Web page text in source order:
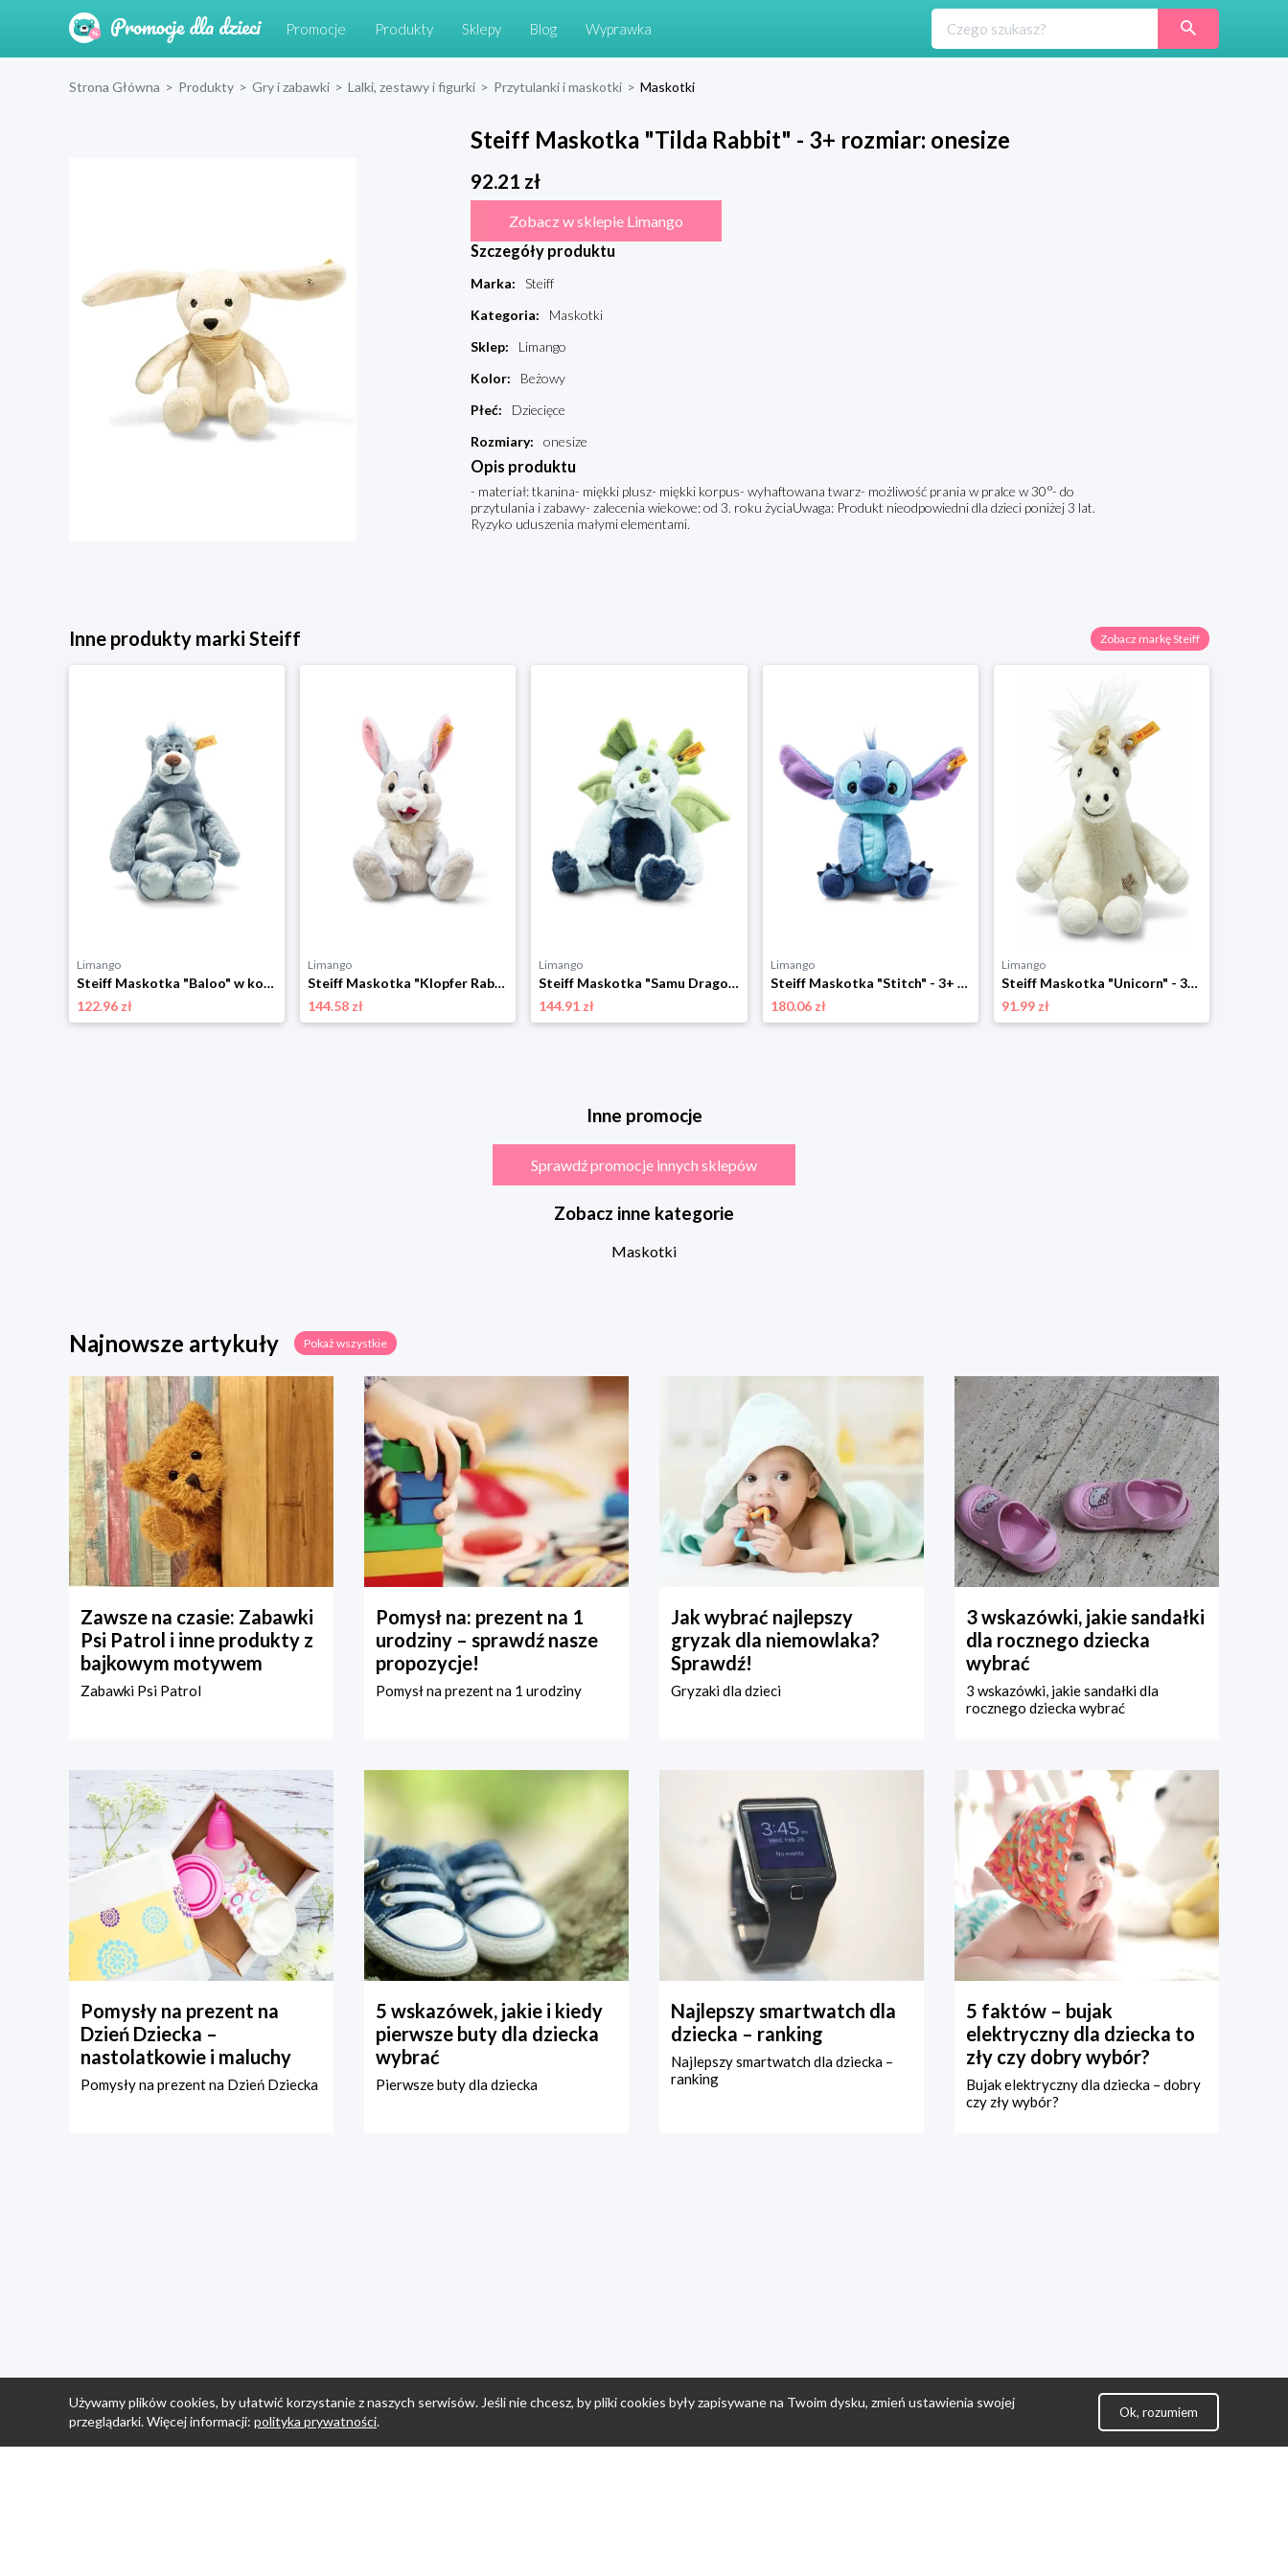
Promocje Produkty Sklepy Blog Wyprawka
Strona Główna > Produkty > Gry i zabawki > Lalki, zestawy i figurki > Przytulanki i maskotki > Maskotki
Steiff Maskotka "Tilda Rabbit" - 3+ rozmiar: onesize
92.21 zł
Zobacz w sklepie Limango
Szczegóły produktu
Marka:
Steiff
Kategoria:
Maskotki
Sklep:
Limango
Kolor:
Beżowy
Płeć:
Dziecięce
Rozmiary: onesize
Opis produktu
- materiał: tkanina- miękki plusz- miękki korpus- wyhaftowana twarz- możliwość prania w pralce w 30°- do
przytulania i zabawy- zalecenia wiekowe: od 3. roku życiaUwaga: Produkt nieodpowiedni dla dzieci poniżej 3 lat.
Ryzyko uduszenia małymi elementami.
Inne produkty marki Steiff Zobacz markę Steiff
Limango
Steiff Maskotka "Baloo" w kolorze błękitnym - 3+ rozmiar: onesize
122.96 zł
Limango
Steiff Maskotka "Klopfer Rabbit" w kolorze białym - 3+ rozmiar: onesize
144.58 zł
Limango
Steiff Maskotka "Samu Dragon" - 3+ rozmiar: onesize
144.91 zł
Limango
Steiff Maskotka "Stitch" - 3+ rozmiar: onesize
180.06 zł
Limango
Steiff Maskotka "Unicorn" - 3+ rozmiar: onesize
91.99 zł
Inne promocje
Sprawdź promocje innych sklepów
Zobacz inne kategorie
Maskotki
Najnowsze artykuły Pokaż wszystkie
Zawsze na czasie: Zabawki
Psi Patrol i inne produkty z
bajkowym motywem
Zabawki Psi Patrol
Pomysł na: prezent na 1
urodziny – sprawdź nasze
propozycje!
Pomysł na prezent na 1 urodziny
Jak wybrać najlepszy
gryzak dla niemowlaka?
Sprawdź!
Gryzaki dla dzieci
3 wskazówki, jakie sandałki
dla rocznego dziecka
wybrać
3 wskazówki, jakie sandałki dla
rocznego dziecka wybrać
Pomysły na prezent na
Dzień Dziecka –
nastolatkowie i maluchy
Pomysły na prezent na Dzień Dziecka
5 wskazówek, jakie i kiedy
pierwsze buty dla dziecka
wybrać
Pierwsze buty dla dziecka
Najlepszy smartwatch dla
dziecka – ranking
Najlepszy smartwatch dla dziecka –
ranking
5 faktów – bujak
elektryczny dla dziecka to
zły czy dobry wybór?
Bujak elektryczny dla dziecka – dobry
czy zły wybór?
Używamy plików cookies, by ułatwić korzystanie z naszych serwisów. Jeśli nie chcesz, by pliki cookies były zapisywane na Twoim dysku, zmień ustawienia swojej
przeglądarki. Więcej informacji: polityka prywatności.
Ok, rozumiem